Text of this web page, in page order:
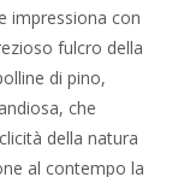
impressiona con
fulcro della
di pino,
che
della natura
al contempo la